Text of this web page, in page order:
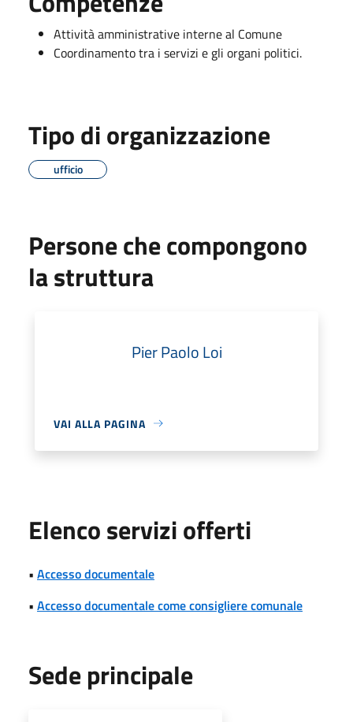
Attività amministrative interne al Comune
Coordinamento tra i servizi e gli organi politici.
Tipo di organizzazione
ufficio
Persone che compongono
la struttura
Pier Paolo Loi
VAI ALLA PAGINA
Elenco servizi offerti
• Accesso documentale
• Accesso documentale come consigliere comunale
Sede principale